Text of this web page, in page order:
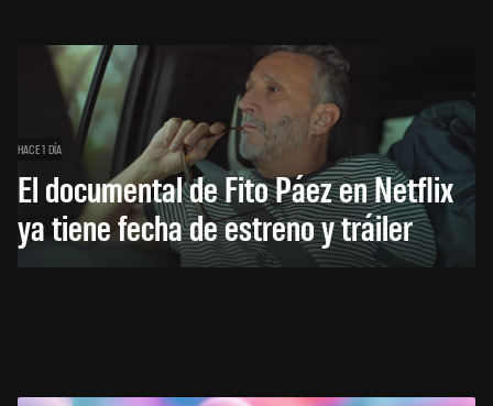
HACE 1 DÍA
El documental de Fito Páez en Netflix
ya tiene fecha de estreno y tráiler